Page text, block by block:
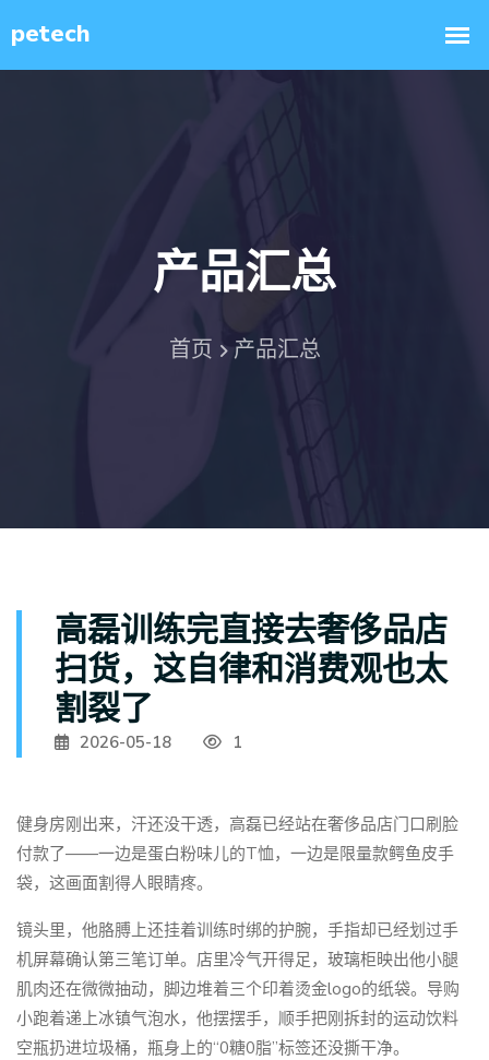
产品汇总
首页 产品汇总
高磊训练完直接去奢侈品店
扫货，这自律和消费观也太
割裂了
2026-05-18 1
健身房刚出来，汗还没干透，高磊已经站在奢侈品店门口刷脸
付款了——一边是蛋白粉味儿的T恤，一边是限量款鳄鱼皮手
袋，这画面割得人眼睛疼。
镜头里，他胳膊上还挂着训练时绑的护腕，手指却已经划过手
机屏幕确认第三笔订单。店里冷气开得足，玻璃柜映出他小腿
肌肉还在微微抽动，脚边堆着三个印着烫金logo的纸袋。导购
小跑着递上冰镇气泡水，他摆摆手，顺手把刚拆封的运动饮料
空瓶扔进垃圾桶，瓶身上的“0糖0脂”标签还没撕干净。